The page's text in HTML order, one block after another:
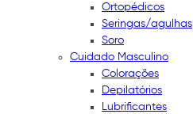
Ortopédicos
Seringas/agulhas
Soro
Cuidado Masculino
Colorações
Depilatórios
Lubrificantes